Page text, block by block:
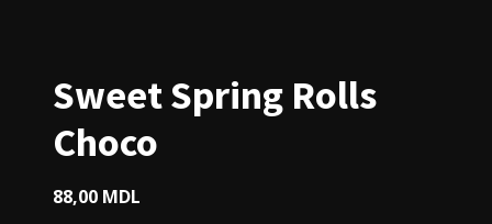
Sweet Spring Rolls
Choco
88,00 MDL